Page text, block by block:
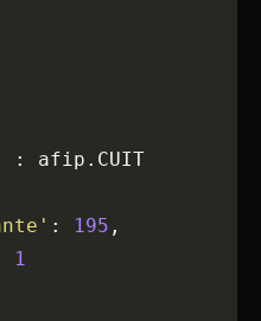
: afip.CUIT
: 195 ,
1